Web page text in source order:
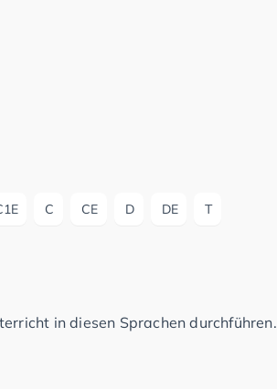
C CE D DE T
in diesen Sprachen durchführen.